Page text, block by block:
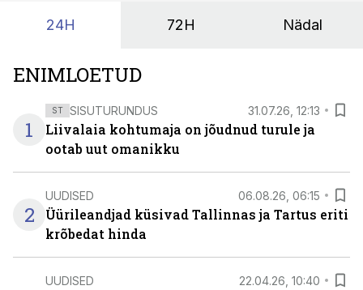
24H 72H Nädal
ENIMLOETUD
1
ST SISUTURUNDUS 31.07.26, 12:13
Liivalaia kohtumaja on jõudnud turule ja
ootab uut omanikku
2
UUDISED 06.08.26, 06:15
Üürileandjad küsivad Tallinnas ja Tartus eriti
krõbedat hinda
UUDISED 22.04.26, 10:40